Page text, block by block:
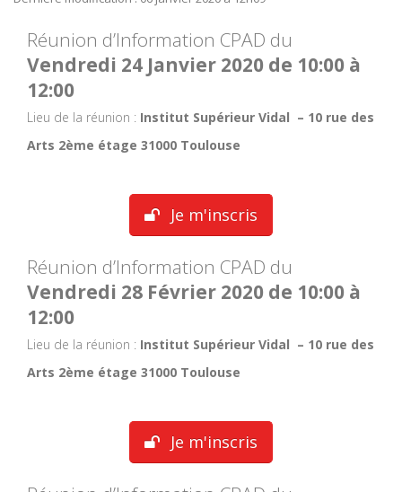
Réunion d’Information CPAD du
Vendredi 24 Janvier 2020 de 10:00 à
12:00
Lieu de la réunion : Institut Supérieur Vidal – 10 rue des
Arts 2ème étage 31000 Toulouse
Je m'inscris
Réunion d’Information CPAD du
Vendredi 28 Février 2020 de 10:00 à
12:00
Lieu de la réunion : Institut Supérieur Vidal – 10 rue des
Arts 2ème étage 31000 Toulouse
Je m'inscris